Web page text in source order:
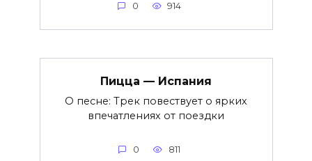
0 914
Пицца — Испания
О песне: Трек повествует о ярких
впечатлениях от поездки
0 811